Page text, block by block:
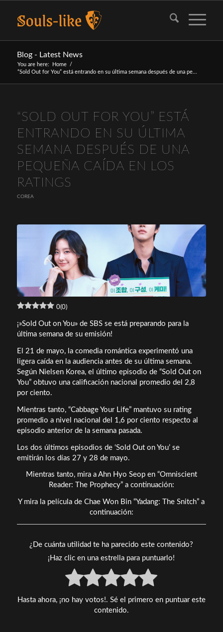
Blog - Latest News
You are here: Home
/
“Sold Out for You” está entrando en su última semana después de una pe...
“SOLD OUT FOR YOU” ESTÁ
ENTRANDO EN SU ÚLTIMA
SEMANA DESPUÉS DE UNA
PEQUEÑA CAÍDA EN LOS
RATINGS
COREA
0(0)
¡»Sold Out on You» de SBS se está preparando para la
última semana de su emisión!
El 21 de mayo, la comedia romántica experimentó una
ligera caída en la audiencia antes de su última semana.
Según Nielsen Korea, el último episodio de “Sold Out on
You” obtuvo una calificación nacional promedio del 2,8
por ciento.
Mientras tanto, “Cabbage Your Life” mantuvo su rating
promedio a nivel nacional del 1,6 por ciento respecto al
episodio anterior de la semana pasada.
Los dos últimos episodios de ‘Sold Out on You’ se
emitirán los días 27 y 28 de mayo.
Mientras tanto, mira a Ahn Hyo Seop en “Omniscient
Reader: The Prophecy” a continuación:
Y mira la película de Chae Won Bin “Yadang: The Snitch” a
continuación:
¿De cuánta utilidad te ha parecido este contenido?
¡Haz clic en una estrella para puntuarlo!
Hasta ahora, ¡no hay votos!. Sé el primero en puntuar este
contenido.